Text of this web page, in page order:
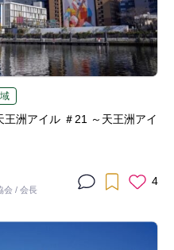
洲アイル ＃21 ～天王洲アイ
会 / 会長
4